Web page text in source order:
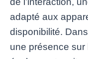
adapté aux
disponibilité.
une présence